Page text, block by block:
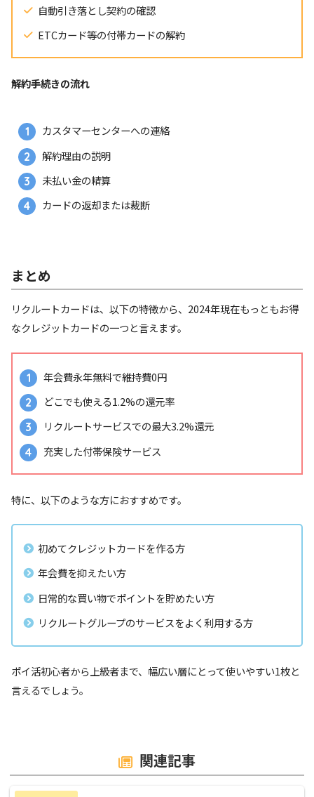
自動引き落とし契約の確認
ETCカード等の付帯カードの解約
解約手続きの流れ
カスタマーセンターへの連絡
解約理由の説明
未払い金の精算
カードの返却または裁断
まとめ
リクルートカードは、以下の特徴から、2024年現在もっともお得
なクレジットカードの一つと言えます。
年会費永年無料で維持費0円
どこでも使える1.2%の還元率
リクルートサービスでの最大3.2%還元
充実した付帯保険サービス
特に、以下のような方におすすめです。
初めてクレジットカードを作る方
年会費を抑えたい方
日常的な買い物でポイントを貯めたい方
リクルートグループのサービスをよく利用する方
ポイ活初心者から上級者まで、幅広い層にとって使いやすい1枚と
言えるでしょう。
関連記事